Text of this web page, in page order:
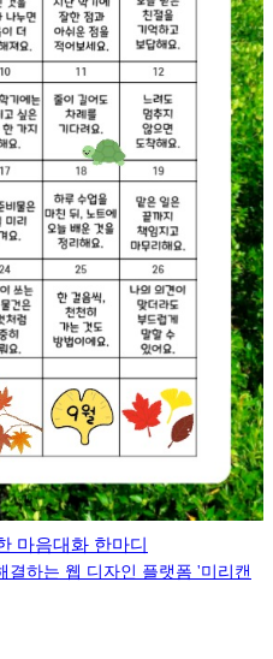
마음대화 한마디
결하는 웹 디자인 플랫폼 '미리캔